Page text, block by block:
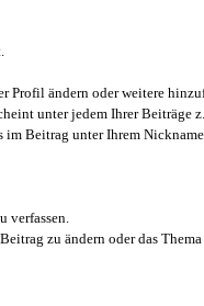
Profil ändern oder weitere
unter jedem Ihrer Beiträge
Beitrag unter Ihrem
verfassen.
zu ändern oder das Thema